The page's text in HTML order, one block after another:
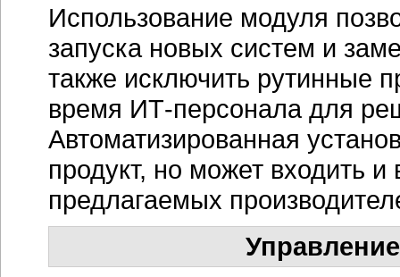
Использование модуля
запуска новых систем и
также исключить рутинные
время ИТ-персонала для
Автоматизированная
продукт, но может входить
предлагаемых